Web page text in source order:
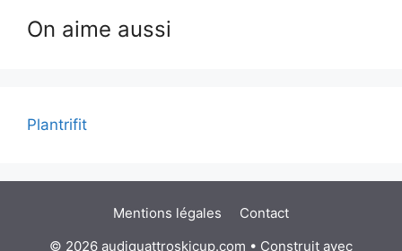
On aime aussi
Plantrifit
Mentions légales
Contact
© 2026 audiquattroskicup.com • Construit avec